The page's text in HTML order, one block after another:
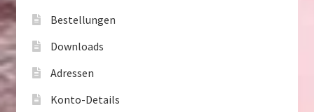
Bestellungen
Downloads
Adressen
Konto-Details